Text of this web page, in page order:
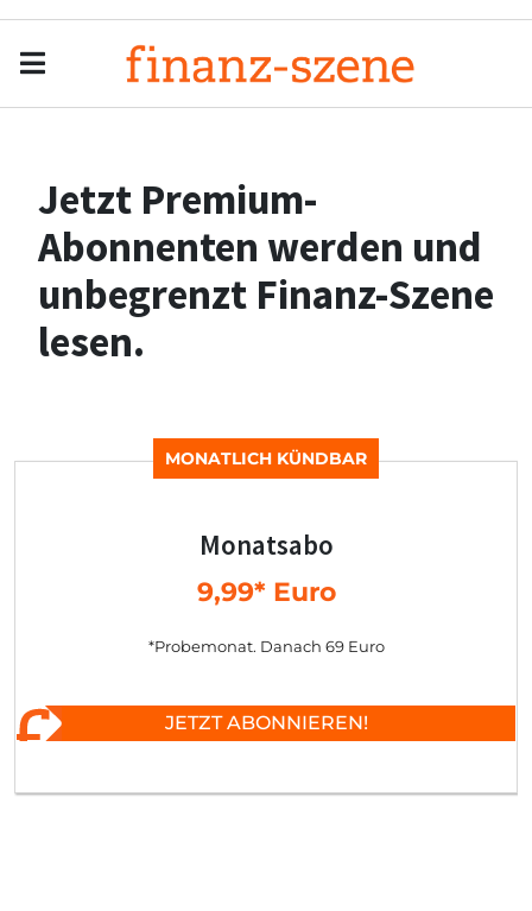
Jetzt Premium-
Abonnenten werden und
unbegrenzt Finanz-Szene
lesen.
MONATLICH KÜNDBAR
Monatsabo
9,99* Euro
*Probemonat. Danach 69 Euro
JETZT ABONNIEREN!